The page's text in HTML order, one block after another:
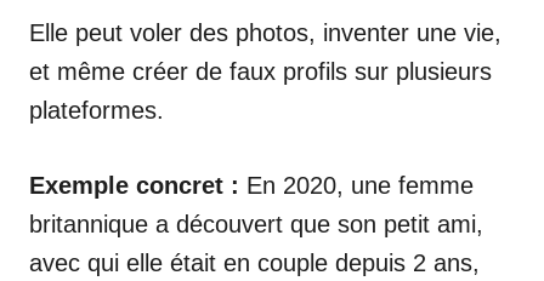
Elle peut voler des photos, inventer une vie,
et même créer de faux profils sur plusieurs
plateformes.
Exemple concret : En 2020, une femme
britannique a découvert que son petit ami,
avec qui elle était en couple depuis 2 ans,